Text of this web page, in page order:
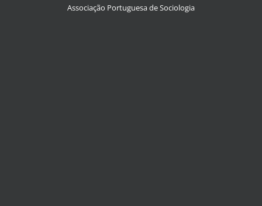
Associação Portuguesa de Sociologia